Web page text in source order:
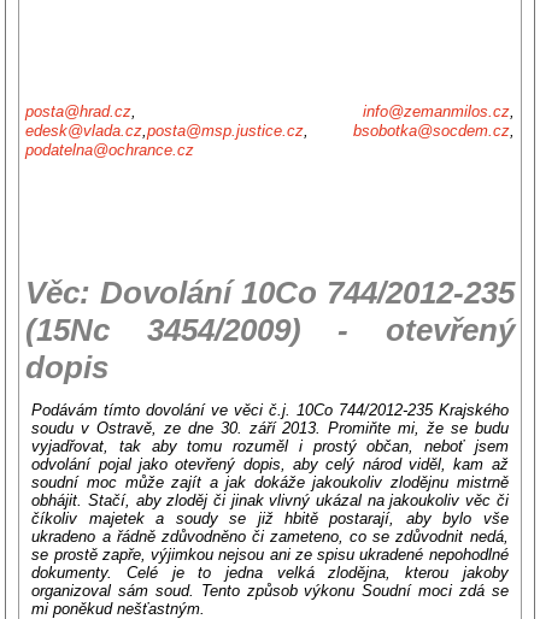
posta@hrad.cz, info@zemanmilos.cz,
edesk@vlada.cz,posta@msp.justice.cz, bsobotka@socdem.cz,
podatelna@ochrance.cz
Věc: Dovolání 10Co 744/2012-235
(15Nc 3454/2009) - otevřený
dopis
Podávám tímto dovolání ve věci č.j. 10Co 744/2012-235 Krajského
soudu v Ostravě, ze dne 30. září 2013. Promiňte mi, že se budu
vyjadřovat, tak aby tomu rozuměl i prostý občan, neboť jsem
odvolání pojal jako otevřený dopis, aby celý národ viděl, kam až
soudní moc může zajít a jak dokáže jakoukoliv zlodějnu mistrně
obhájit. Stačí, aby zloděj či jinak vlivný ukázal na jakoukoliv věc či
číkoliv majetek a soudy se již hbitě postarají, aby bylo vše
ukradeno a řádně zdůvodněno či zameteno, co se zdůvodnit nedá,
se prostě zapře, výjimkou nejsou ani ze spisu ukradené nepohodlné
dokumenty. Celé je to jedna velká zlodějna, kterou jakoby
organizoval sám soud. Tento způsob výkonu Soudní moci zdá se
mi poněkud nešťastným.